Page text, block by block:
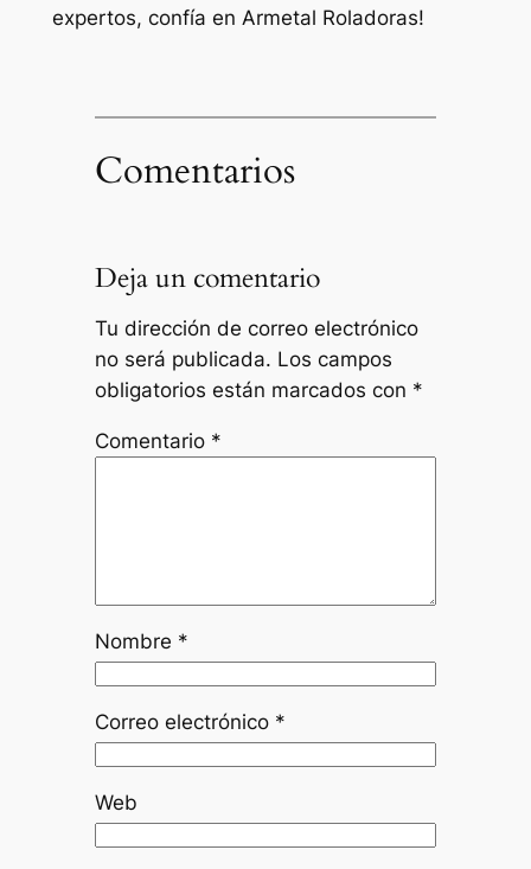
expertos, confía en Armetal Roladoras!
Comentarios
Deja un comentario
Tu dirección de correo electrónico
no será publicada. Los campos
obligatorios están marcados con *
Comentario *
Nombre *
Correo electrónico *
Web